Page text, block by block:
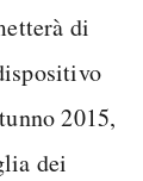
di
2015,
dei